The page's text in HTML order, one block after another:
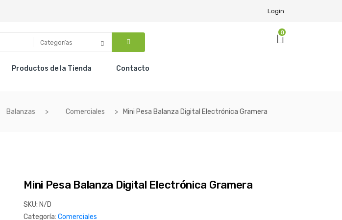
Login
Categorías
0
Productos de la Tienda Contacto
Balanzas Comerciales Mini Pesa Balanza Digital Electrónica Gramera
Mini Pesa Balanza Digital Electrónica Gramera
SKU: N/D
Categoría:Comerciales